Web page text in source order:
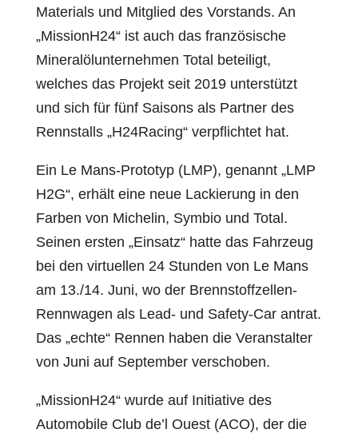
Materials und Mitglied des Vorstands. An
„MissionH24“ ist auch das französische
Mineralölunternehmen Total beteiligt,
welches das Projekt seit 2019 unterstützt
und sich für fünf Saisons als Partner des
Rennstalls „H24Racing“ verpflichtet hat.
Ein Le Mans-Prototyp (LMP), genannt „LMP
H2G“, erhält eine neue Lackierung in den
Farben von Michelin, Symbio und Total.
Seinen ersten „Einsatz“ hatte das Fahrzeug
bei den virtuellen 24 Stunden von Le Mans
am 13./14. Juni, wo der Brennstoffzellen-
Rennwagen als Lead- und Safety-Car antrat.
Das „echte“ Rennen haben die Veranstalter
von Juni auf September verschoben.
„MissionH24“ wurde auf Initiative des
Automobile Club de’l Ouest (ACO), der die